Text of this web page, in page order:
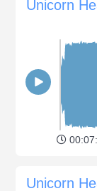
Unicorn